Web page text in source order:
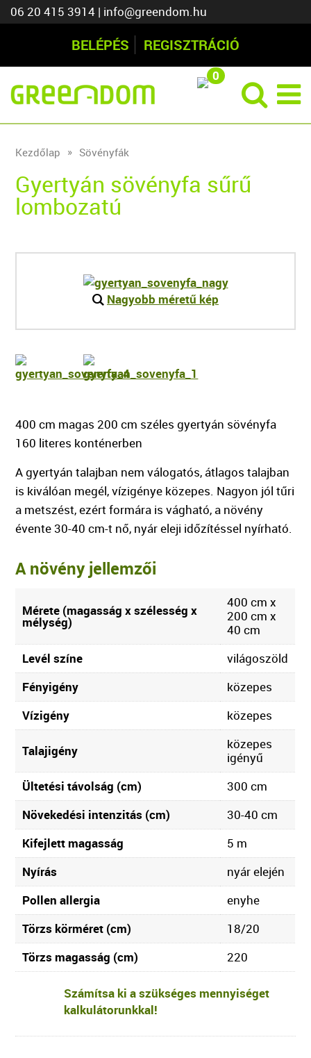
06 20 415 3914 | info@greendom.hu
BELÉPÉS REGISZTRÁCIÓ
0
Kezdőlap Sövényfák
Gyertyán sövényfa sűrű
lombozatú
L Nagyobb méretű kép
400 cm magas 200 cm széles gyertyán sövényfa
160 literes konténerben
A gyertyán talajban nem válogatós, átlagos talajban
is kiválóan megél, vízigénye közepes. Nagyon jól tűri
a metszést, ezért formára is vágható, a növény
évente 30-40 cm-t nő, nyár eleji időzítéssel nyírható.
A növény jellemzői
Mérete (magasság x szélesség x
mélység)
400 cm x
200 cm x
40 cm
Levél színe
világoszöld
Fényigény
közepes
Vízigény
közepes
Talajigény
közepes
igényű
Ültetési távolság (cm)
300 cm
Növekedési intenzitás (cm)
30-40 cm
Kifejlett magasság
5 m
Nyírás
nyár elején
Pollen allergia
enyhe
Törzs körméret (cm)
18/20
Törzs magasság (cm)
220
Számítsa ki a szükséges mennyiséget
kalkulátorunkkal!